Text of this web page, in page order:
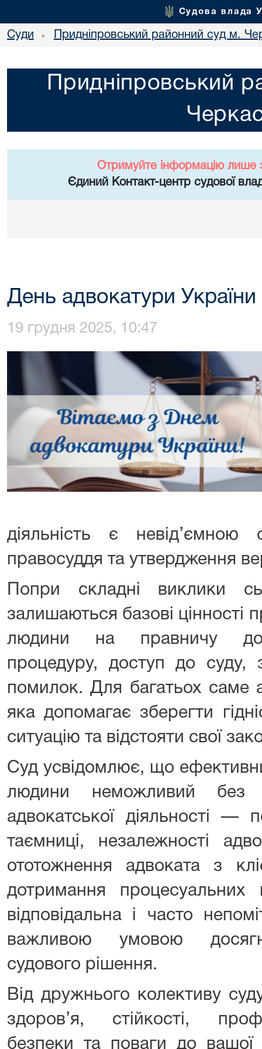
Судова влада
Суди • Придніпровський районний суд м.
Придніпровський
Отримуйте інформацію лише
Єдиний Контакт-центр судової
День адвокатури України
19 грудня 2025, 10:47
діяльність є невід’ємною
правосуддя та утвердження
Попри складні виклики
залишаються базові цінності
людини на правничу
процедуру, доступ до суду,
помилок. Для багатьох саме
яка допомагає зберегти
ситуацію та відстояти свої
Суд усвідомлює, що
людини неможливий без
адвокатської діяльності —
таємниці, незалежності
ототожнення адвоката з
дотримання
відповідальна і часто
важливою умовою
судового рішення.
Від дружнього колективу
здоров’я, стійкості,
безпеки та поваги до